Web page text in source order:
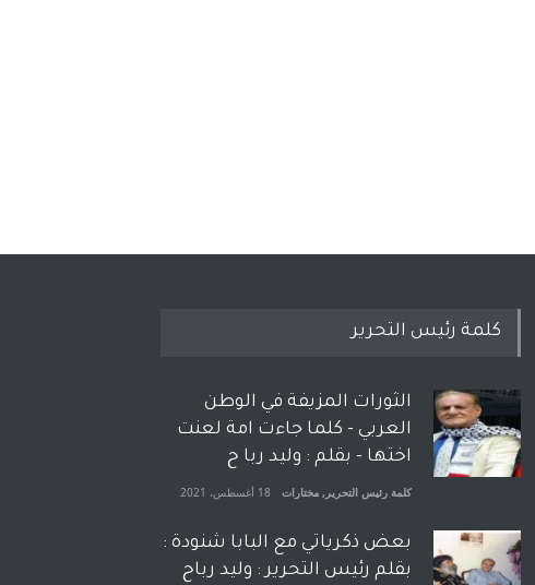
كلمة رئيس التحرير
الثورات المزيفة في الوطن
العربي - كلما جاءت امة لعنت
اختها - بقلم : وليد ربا ح
كلمة رئيس التحرير , مختارات 18 أغسطس، 2021
بعض ذكرياتي مع البابا شنودة :
بقلم رئيس التحرير : وليد رباح